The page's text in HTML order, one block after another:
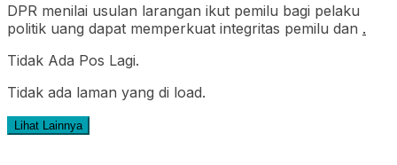
DPR menilai usulan larangan ikut pemilu bagi pelaku
politik uang dapat memperkuat integritas pemilu dan .
Tidak Ada Pos Lagi.
Tidak ada laman yang di load.
Lihat Lainnya